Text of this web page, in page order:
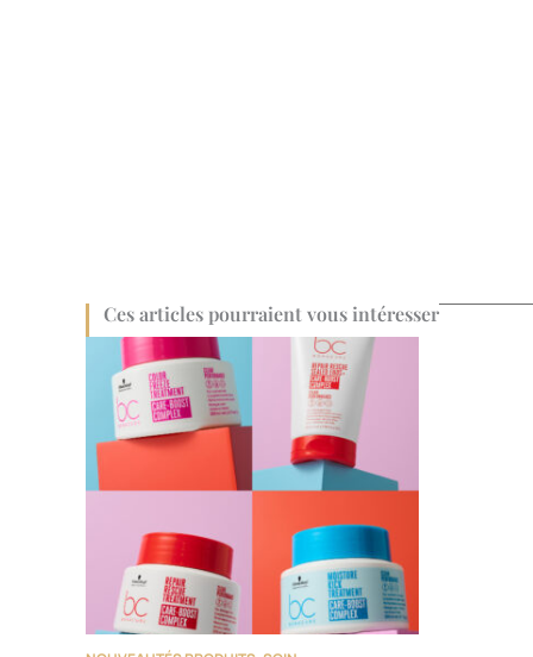
Ces articles pourraient vous intéresser